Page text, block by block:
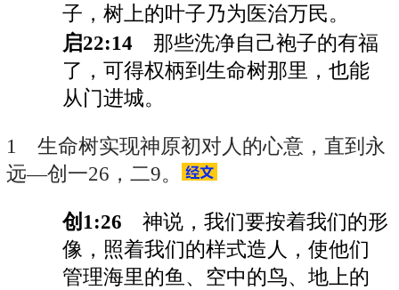
子，树上的叶子乃为医治万民。
启22:14 那些洗净自己袍子的有福
了，可得权柄到生命树那里，也能
从门进城。
1 生命树实现神原初对人的心意，直到永
远—创一26，二9。
创1:26 神说，我们要按着我们的形
像，照着我们的样式造人，使他们
管理海里的鱼、空中的鸟、地上的